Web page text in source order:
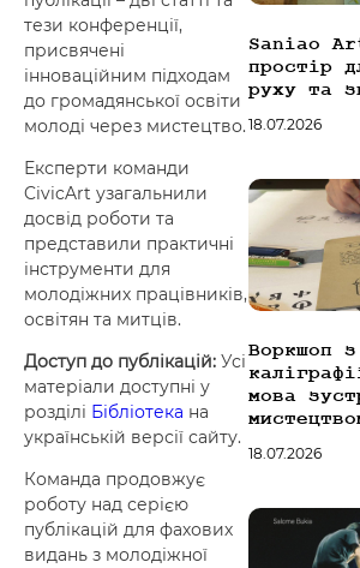
font_download Mark links
Reset all
cached
тези конференції,
присвячені
інноваційним підходам
до громадянської освіти
молоді через мистецтво.
Експерти команди
CivicArt узагальнили
досвід роботи та
представили практичні
інструменти для
молодіжних працівників,
освітян та митців.
Доступ до публікацій: Усі
матеріали доступні у
розділі Бібліотека на
українській версії сайту.
Команда продовжує
роботу над серією
публікацій для фахових
видань з молодіжної
Saniao
простір
руху та
18.07.2026
Воркшоп
мова
18.07.2026